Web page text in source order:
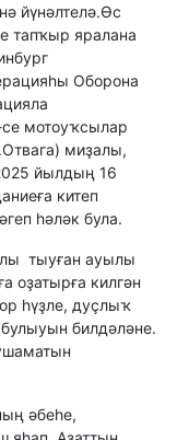
йүнәлтелә.Өс
тапҡыр яралана
Оборона
мотоуҡсылар
миҙалы,
йылдың 16
китеп
һәләк була.
тыуған ауылы
оҙатырға килгән
һүҙле, дуҫлыҡ
билдәләне.
әбеһе,